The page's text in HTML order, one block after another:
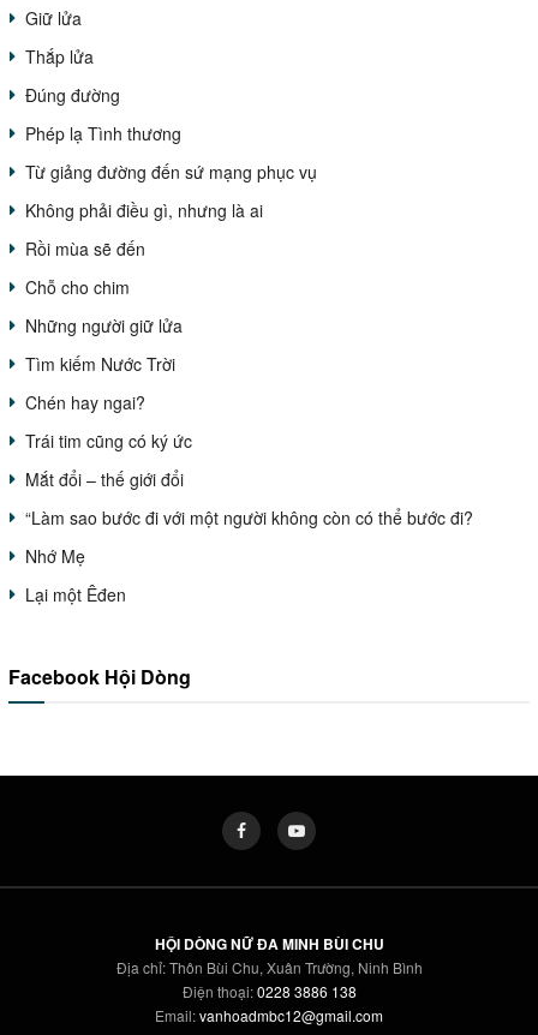
Giữ lửa
Thắp lửa
Đúng đường
Phép lạ Tình thương
Từ giảng đường đến sứ mạng phục vụ
Không phải điều gì, nhưng là ai
Rồi mùa sẽ đến
Chỗ cho chim
Những người giữ lửa
Tìm kiếm Nước Trời
Chén hay ngai?
Trái tim cũng có ký ức
Mắt đổi – thế giới đổi
“Làm sao bước đi với một người không còn có thể bước đi?
Nhớ Mẹ
Lại một Êđen
Facebook Hội Dòng
HỘI DÒNG NỮ ĐA MINH BÙI CHU
Địa chỉ: Thôn Bùi Chu, Xuân Trường, Ninh Bình
Điện thoại:0228 3886 138
Email:vanhoadmbc12@gmail.com